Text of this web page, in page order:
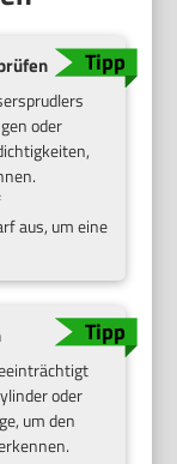
oder
aus, um eine
oder
um den